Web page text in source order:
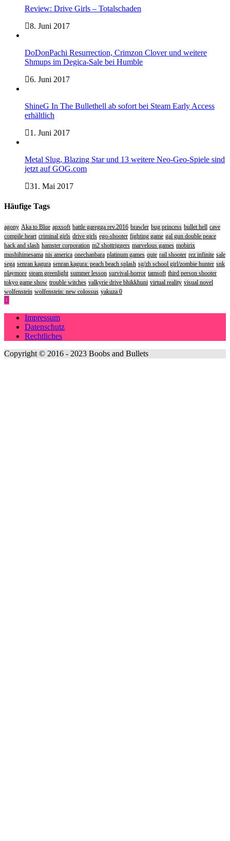
Review: Drive Girls – Totalschaden
8. Juni 2017
DoDonPachi Resurrection, Crimzon Clover und weitere
Shmups im Degica-Sale bei Humble
6. Juni 2017
ShineG In The Bullethell ab sofort bei Steam Early Access
erhältlich
1. Juni 2017
Metal Slug, Blazing Star und 13 weitere Neo-Geo-Spiele sind
jetzt auf GOG.com
31. Mai 2017
Häufige Tags
agony Aka to Blue apxsoft battle garegga rev.2016 brawler bug princess bullet hell cave
compile heart criminal girls drive girls ego-shooter fighting game gal gun double peace
hack and slash hamster corporation m2 shottriggers marvelous games mobirix
mushihimesama nis america onechanbara platinum games qute rail shooter rez infinite sale
sega senran kagura senran kagura: peach beach splash sg/zh school girl/zombie hunter snk
playmore steam greenlight summer lesson survival-horror tamsoft third person shooter
tokyo game show trouble witches valkyrie drive bhikkhuni virtual reality visual novel
wolfenstein wolfenstein: new colossus yakuza 0
Impressum
Datenschutz
Rechtliches
Copyright © 2016 - 2023 Boobs and Bullets